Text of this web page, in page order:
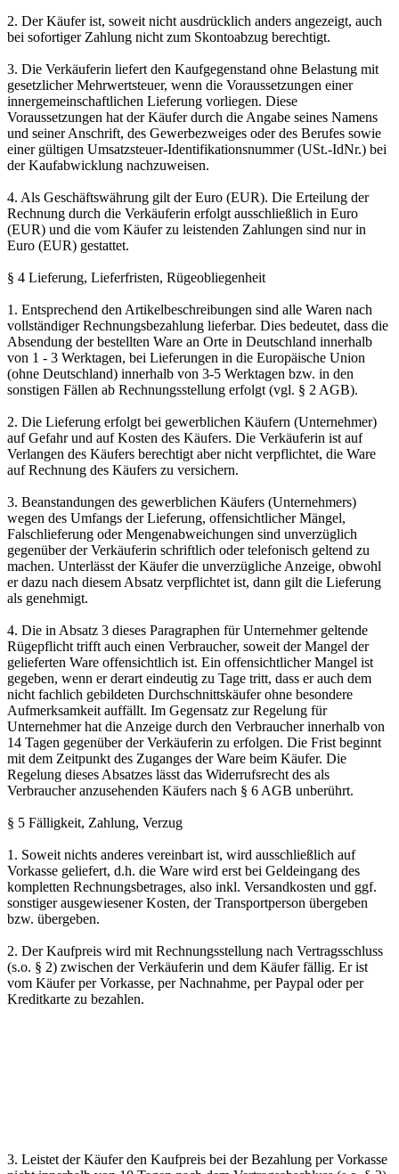
2. Der Käufer ist, soweit nicht ausdrücklich anders angezeigt, auch
bei sofortiger Zahlung nicht zum Skontoabzug berechtigt.
3. Die Verkäuferin liefert den Kaufgegenstand ohne Belastung mit
gesetzlicher Mehrwertsteuer, wenn die Voraussetzungen einer
innergemeinschaftlichen Lieferung vorliegen. Diese
Voraussetzungen hat der Käufer durch die Angabe seines Namens
und seiner Anschrift, des Gewerbezweiges oder des Berufes sowie
einer gültigen Umsatzsteuer-Identifikationsnummer (USt.-IdNr.) bei
der Kaufabwicklung nachzuweisen.
4. Als Geschäftswährung gilt der Euro (EUR). Die Erteilung der
Rechnung durch die Verkäuferin erfolgt ausschließlich in Euro
(EUR) und die vom Käufer zu leistenden Zahlungen sind nur in
Euro (EUR) gestattet.
§ 4 Lieferung, Lieferfristen, Rügeobliegenheit
1. Entsprechend den Artikelbeschreibungen sind alle Waren nach
vollständiger Rechnungsbezahlung lieferbar. Dies bedeutet, dass die
Absendung der bestellten Ware an Orte in Deutschland innerhalb
von 1 - 3 Werktagen, bei Lieferungen in die Europäische Union
(ohne Deutschland) innerhalb von 3-5 Werktagen bzw. in den
sonstigen Fällen ab Rechnungsstellung erfolgt (vgl. § 2 AGB).
2. Die Lieferung erfolgt bei gewerblichen Käufern (Unternehmer)
auf Gefahr und auf Kosten des Käufers. Die Verkäuferin ist auf
Verlangen des Käufers berechtigt aber nicht verpflichtet, die Ware
auf Rechnung des Käufers zu versichern.
3. Beanstandungen des gewerblichen Käufers (Unternehmers)
wegen des Umfangs der Lieferung, offensichtlicher Mängel,
Falschlieferung oder Mengenabweichungen sind unverzüglich
gegenüber der Verkäuferin schriftlich oder telefonisch geltend zu
machen. Unterlässt der Käufer die unverzügliche Anzeige, obwohl
er dazu nach diesem Absatz verpflichtet ist, dann gilt die Lieferung
als genehmigt.
4. Die in Absatz 3 dieses Paragraphen für Unternehmer geltende
Rügepflicht trifft auch einen Verbraucher, soweit der Mangel der
gelieferten Ware offensichtlich ist. Ein offensichtlicher Mangel ist
gegeben, wenn er derart eindeutig zu Tage tritt, dass er auch dem
nicht fachlich gebildeten Durchschnittskäufer ohne besondere
Aufmerksamkeit auffällt. Im Gegensatz zur Regelung für
Unternehmer hat die Anzeige durch den Verbraucher innerhalb von
14 Tagen gegenüber der Verkäuferin zu erfolgen. Die Frist beginnt
mit dem Zeitpunkt des Zuganges der Ware beim Käufer. Die
Regelung dieses Absatzes lässt das Widerrufsrecht des als
Verbraucher anzusehenden Käufers nach § 6 AGB unberührt.
§ 5 Fälligkeit, Zahlung, Verzug
1. Soweit nichts anderes vereinbart ist, wird ausschließlich auf
Vorkasse geliefert, d.h. die Ware wird erst bei Geldeingang des
kompletten Rechnungsbetrages, also inkl. Versandkosten und ggf.
sonstiger ausgewiesener Kosten, der Transportperson übergeben
bzw. übergeben.
2. Der Kaufpreis wird mit Rechnungsstellung nach Vertragsschluss
(s.o. § 2) zwischen der Verkäuferin und dem Käufer fällig. Er ist
vom Käufer per Vorkasse, per Nachnahme, per Paypal oder per
Kreditkarte zu bezahlen.
3. Leistet der Käufer den Kaufpreis bei der Bezahlung per Vorkasse